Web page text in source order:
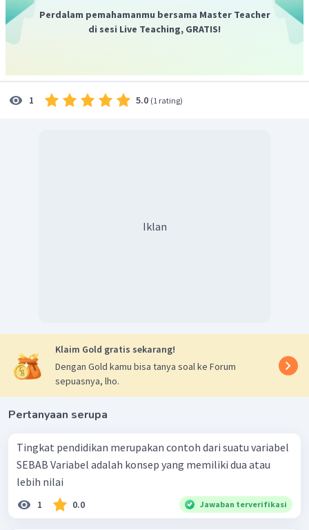
Perdalam pemahamanmu bersama Master Teacher
di sesi Live Teaching, GRATIS!
1 5.0 (1 rating)
Iklan
Klaim Gold gratis sekarang!
Dengan Gold kamu bisa tanya soal ke Forum
sepuasnya, lho.
Pertanyaan serupa
Tingkat pendidikan merupakan contoh dari suatu variabel
SEBAB Variabel adalah konsep yang memiliki dua atau
lebih nilai
1 0.0 Jawaban terverifikasi